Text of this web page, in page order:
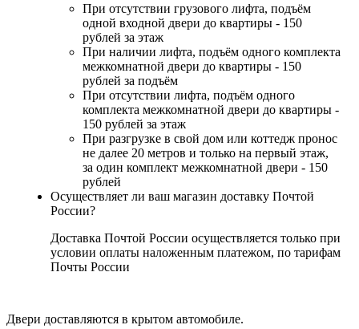
При отсутствии грузового лифта, подъём
одной входной двери до квартиры - 150
рублей за этаж
При наличии лифта, подъём одного комплекта
межкомнатной двери до квартиры - 150
рублей за подъём
При отсутствии лифта, подъём одного
комплекта межкомнатной двери до квартиры -
150 рублей за этаж
При разгрузке в свой дом или коттедж пронос
не далее 20 метров и только на первый этаж,
за один комплект межкомнатной двери - 150
рублей
Осуществляет ли ваш магазин доставку Почтой
России?
Доставка Почтой России осуществляется только при
условии оплаты наложенным платежом, по тарифам
Почты России
Двери доставляются в крытом автомобиле.